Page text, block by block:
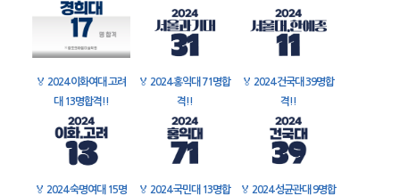
🏅 2024 이화여대 고려
대 13명합격!!
🏅 2024 홍익대 71명합
격!!
🏅 2024 건국대 39명합
격!!
🏅 2024 숙명여대 15명
🏅 2024 국민대 13명합
🏅 2024 성균관대 9명합